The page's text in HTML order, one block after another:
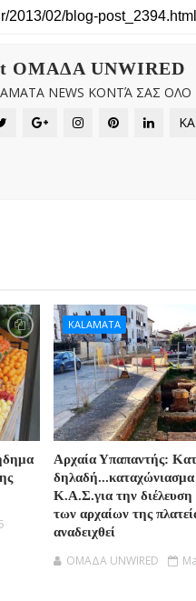
OMAΔΑ UNWIRED
NEWS ΚΟΝΤΆ ΣΑΣ
KALAMATA
Αρχαία Υπαπαντής:
δηλαδή...καταχώνιασμα
Κ.Α.Σ.για την
των αρχαίων της
αναδειχθεί
OMAΔΑ UNWIRED